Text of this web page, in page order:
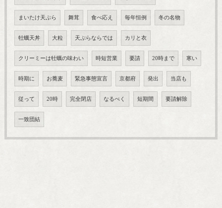
まいたけ天ぷら 舞茸 食べ応え 毎年恒例 冬の名物
牡蠣天丼 大粒 天ぷらならでは カリと衣
クリーミーは牡蠣の味わい 時短営業 要請 20時まで 寒い
時期に お蕎麦 緊急事態宣言 京都府 発出 当店も
従って 20時 完全閉店 なるべく 短期間 要請解除
一致団結